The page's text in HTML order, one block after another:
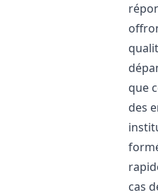
que
des
cas